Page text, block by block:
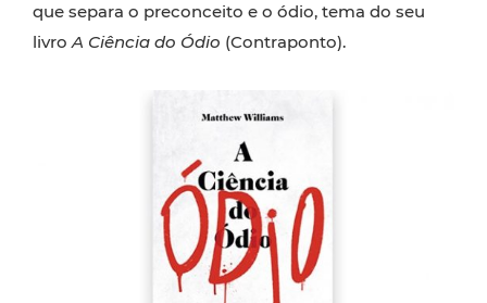
que separa o preconceito e o ódio, tema do seu
livroA Ciência do Ódio (Contraponto).